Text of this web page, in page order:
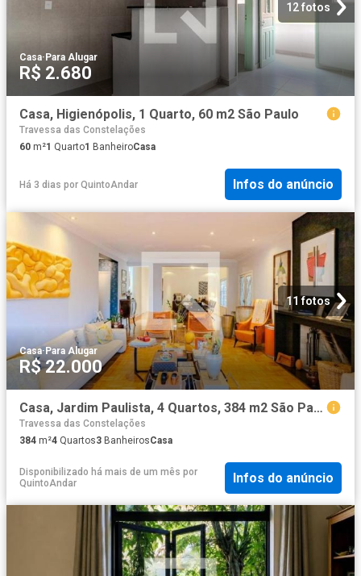
12 fotos
Casa· Para Alugar
R$ 2.680
Casa, Higienópolis, 1 Quarto, 60 m2 São Paulo
Travessa das Constelações
60 m²1 Quarto1 BanheiroCasa
Há 3 dias por QuintoAndar Infos do anúncio
11 fotos
Casa·Para Alugar
R$ 22.000
Casa, Jardim Paulista, 4 Quartos, 384 m2 São Paulo
Travessa das Constelações
384 m²4 Quartos3 BanheirosCasa
Disponibilizado há mais de um mês por
QuintoAndar
Infos do anúncio